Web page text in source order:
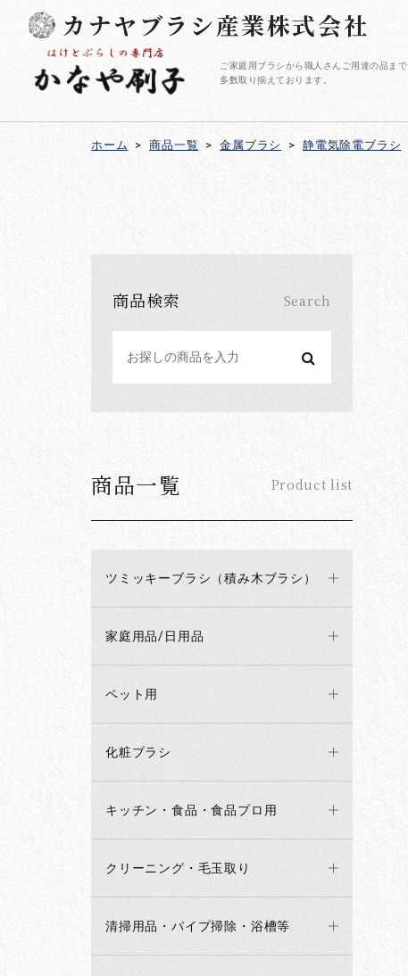
カナヤブラシ産業株式会社
ご家庭用ブラシから職人さんご用達の品まで
多数取り揃えております。
ホーム > 商品一覧 > 金属ブラシ > 静電気除電ブラシ
商品検索 Search
商品一覧 Product list
ツミッキーブラシ（積み木ブラシ）
家庭用品/日用品
ペット用
化粧ブラシ
キッチン・食品・食品プロ用
クリーニング・毛玉取り
清掃用品・パイプ掃除・浴槽等